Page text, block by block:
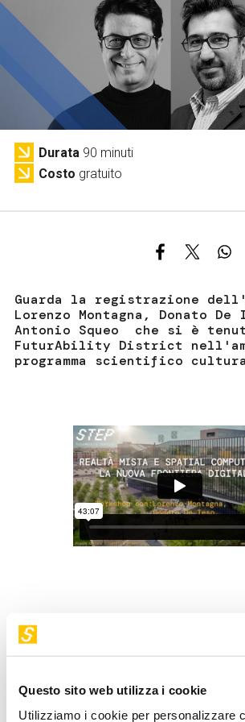
Questo sito web utilizza i cookie
Utilizziamo i cookie per personalizzare
Servizi e accessibilità
Contatti
Biglietti
Durata 90 minuti
Costo gratuito
Guarda la registrazione
Lorenzo Montagna, Donato De
Antonio Squeo che si è
FuturAbility District
programma scientifico
Spatial Computing e le loro applicazioni
attraverso discussioni e demo live,
potenziale del nuovo visore Apple Vision